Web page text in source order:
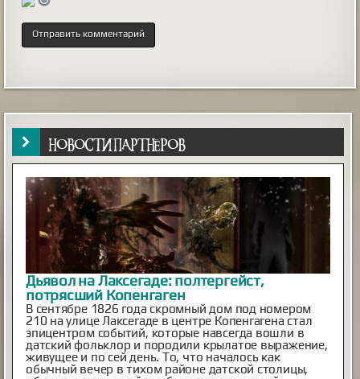
НОВОСТИ ПАРТНЁРОВ
Японские учёные нашли способ продлить
жизнь кошек до 30 лет
Средняя продолжительность жизни домашних
кошек составляет около 15 лет, однако многие из
них не доживают до этого возраста из-за
хронических заболеваний. Особенно уязвимы
породистые животные.
esoreiter.ru | 24th May 2026